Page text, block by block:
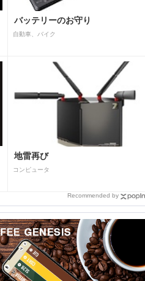
バッテリーのお守り
自動車、バイク
地雷再び
コンピュータ
Recommended by